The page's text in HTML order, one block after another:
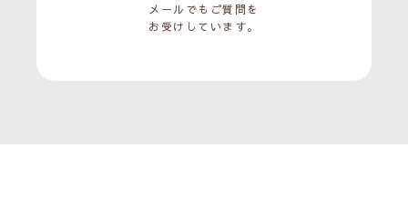
メールでもご質問を
お受けしています。